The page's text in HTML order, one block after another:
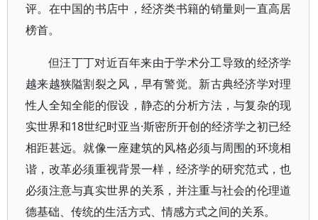
评。在中国的书店中，经济类书籍的销量则一直高居
榜首。
但汪丁丁对近百年来由于学术分工导致的经济学
越来越狭隘割裂之风，早有警觉。新古典经济学对理
性人全知全能的假设，静态的分析方法，与复杂的现
实世界和18世纪时亚当·斯密所开创的经济学之初已经
相距甚远。就像一座建筑的风格必须与周围的环境相
谐，改革必须重视背景一样，经济学的研究范式，也
必须注意与真实世界的关系，并注重与社会的伦理道
德基础、传统的生活方式、情感方式之间的关系。